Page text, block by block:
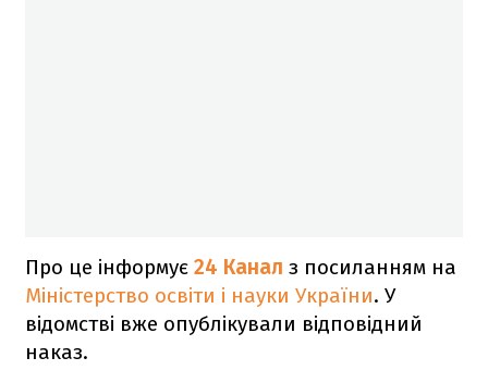
Про це інформує 24 Канал з посиланням на
Міністерство освіти і науки України. У
відомстві вже опублікували відповідний
наказ.